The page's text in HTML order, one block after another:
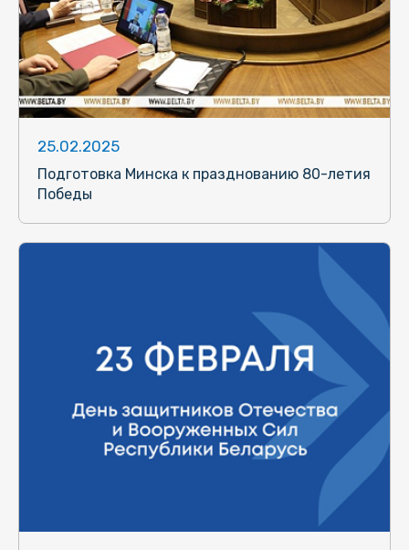
25.02.2025
Подготовка Минска к празднованию 80-летия
Победы